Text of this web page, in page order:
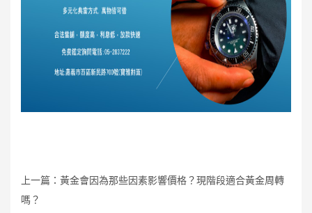
上一篇： 黃金會因為那些因素影響價格？現階段適合黃金周轉
嗎？